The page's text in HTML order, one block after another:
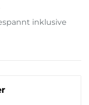
inklusive